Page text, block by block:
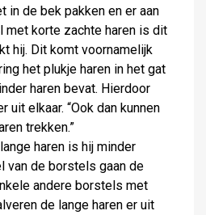
in de bek pakken en er aan
met korte zachte haren is dit
hij. Dit komt voornamelijk
het plukje haren in het gat
haren bevat. Hierdoor
uit elkaar. “Ook dan kunnen
trekken.”
haren is hij minder
van de borstels gaan de
andere borstels met
de lange haren er uit